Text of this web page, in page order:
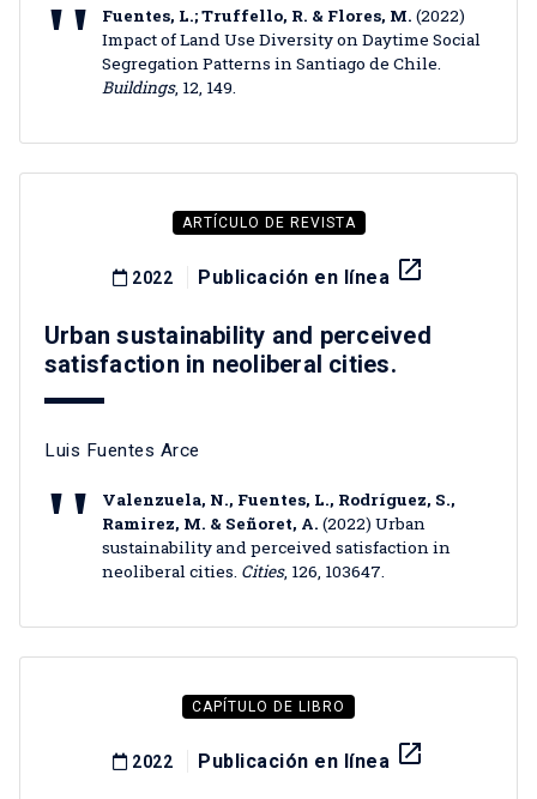
Fuentes, L.; Truffello, R. & Flores, M. (2022)
Impact of Land Use Diversity on Daytime Social
Segregation Patterns in Santiago de Chile.
Buildings, 12, 149.
ARTÍCULO DE REVISTA
2022 Publicación en línea launch
Urban sustainability and perceived
satisfaction in neoliberal cities.
Luis Fuentes Arce
Valenzuela, N., Fuentes, L., Rodríguez, S.,
Ramirez, M. & Señoret, A. (2022) Urban
sustainability and perceived satisfaction in
neoliberal cities. Cities, 126, 103647.
CAPÍTULO DE LIBRO
2022 Publicación en línea launch